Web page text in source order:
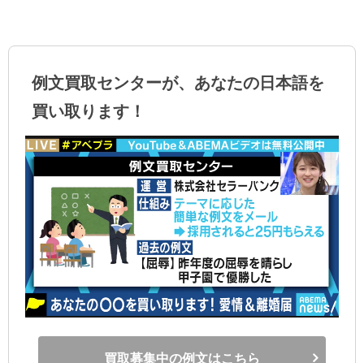
例文買取センターが、あなたの日本語を
買い取ります！
買取募集中の例文はこちら